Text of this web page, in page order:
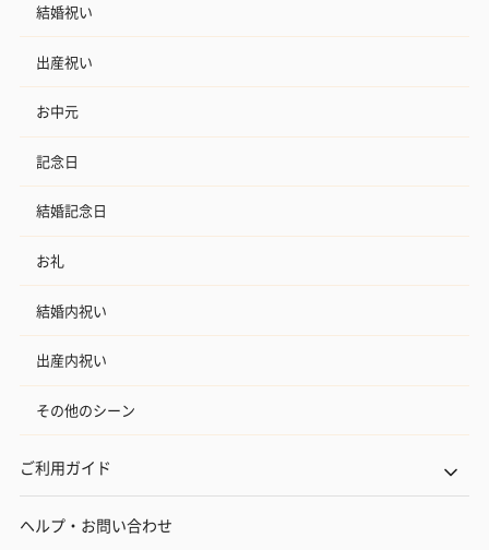
結婚祝い
出産祝い
お中元
記念日
結婚記念日
お礼
結婚内祝い
出産内祝い
その他のシーン
ご利用ガイド
ヘルプ・お問い合わせ